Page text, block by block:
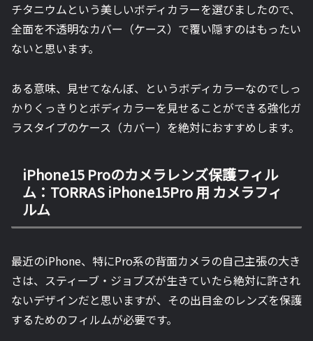
チタニウムという美しいボディカラーを選びましたので、
全面を不透明なカバー（ケース）で覆い隠すのはもったい
ないと思います。
ある意味、見せてなんぼ、というボディカラーなのでしっ
かりくっきりとボディカラーを見せることができる強化ガ
ラスタイプのケース（カバー）を絶対におすすめします。
iPhone15 Proのカメラレンズ保護フィル
ム：TORRAS iPhone15Pro 用 カメラフィ
ルム
最近のiPhone、特にPro系の背面カメラの自己主張の大き
さは、スティーブ・ジョブズが生きていたら絶対に許され
ないデザインだと思いますが、その出目金のレンズを保護
するためのフィルムが必要です。